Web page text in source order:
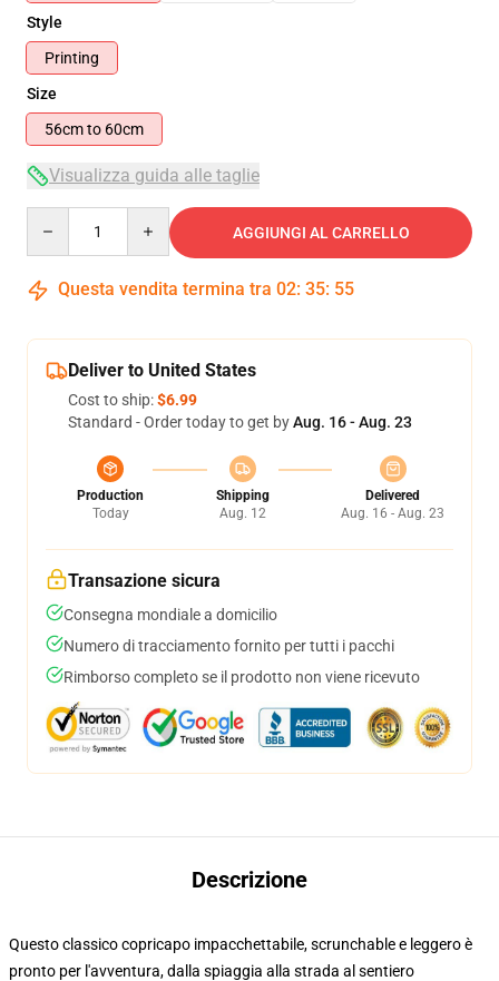
Style
Printing
Size
56cm to 60cm
Visualizza guida alle taglie
AGGIUNGI AL CARRELLO
Questa vendita termina tra 02: 35: 54
Deliver to United States
Cost to ship:$6.99
Standard - Order today to get byAug. 16 - Aug. 23
Production
Today
Shipping
Aug. 12
Delivered
Aug. 16 - Aug. 23
Transazione sicura
Consegna mondiale a domicilio
Numero di tracciamento fornito per tutti i pacchi
Rimborso completo se il prodotto non viene ricevuto
Descrizione
Questo classico copricapo impacchettabile, scrunchable e leggero è
pronto per l'avventura, dalla spiaggia alla strada al sentiero